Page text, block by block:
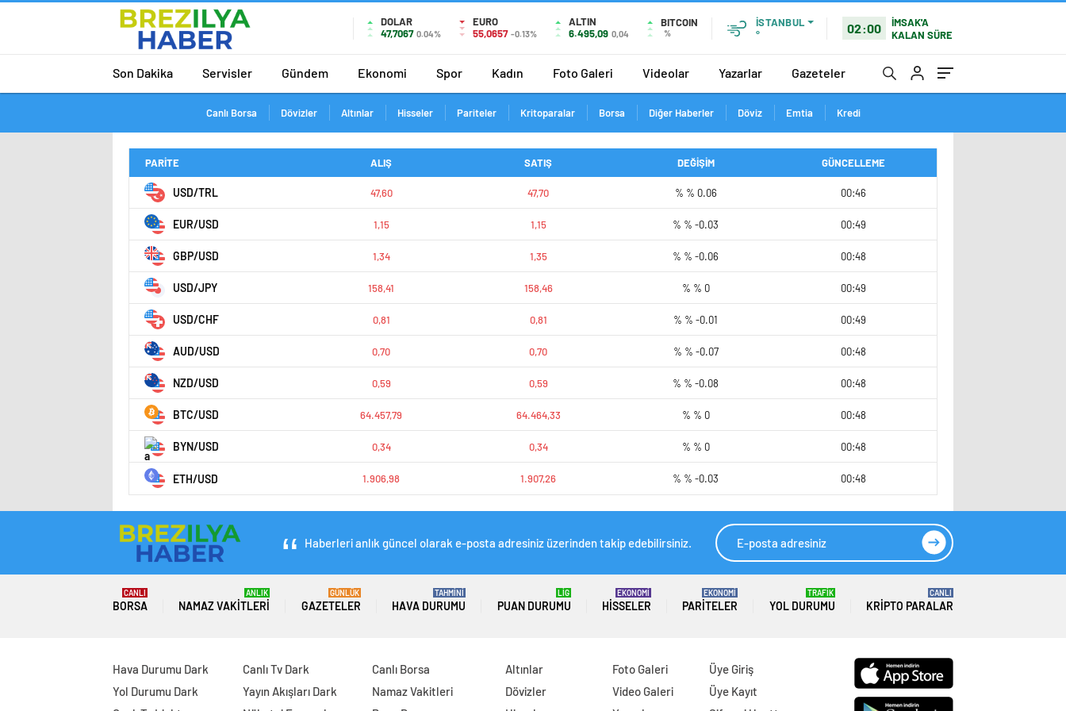
DOLAR
47,7067 0.04%
EURO
55,0657 -0.13%
ALTIN
6.495,09 0,04
BITCOIN
%
İSTANBUL
°
02:00
İMSAK'A
KALAN SÜRE
Son Dakika Servisler Gündem Ekonomi Spor Kadın Foto Galeri Videolar Yazarlar Gazeteler
Canlı Borsa Dövizler Altınlar Hisseler Pariteler Kritoparalar Borsa Diğer Haberler Döviz Emtia Kredi
PARİTE ALIŞ SATIŞ DEĞİŞİM GÜNCELLEME
USD/TRL 47,60 47,70 % % 0.06 00:46
EUR/USD 1,15 1,15 % % -0.03 00:49
GBP/USD 1,34 1,35 % % -0.06 00:48
USD/JPY 158,41 158,46 % % 0 00:49
USD/CHF 0,81 0,81 % % -0.01 00:49
AUD/USD 0,70 0,70 % % -0.07 00:48
NZD/USD 0,59 0,59 % % -0.08 00:48
BTC/USD 64.457,79 64.464,33 % % 0 00:48
BYN/USD 0,34 0,34 % % 0 00:48
ETH/USD 1.906,98 1.907,26 % % -0.03 00:48
Haberleri anlık güncel olarak e-posta adresiniz üzerinden takip edebilirsiniz.
BORSA
CANLI
NAMAZ VAKITLERI
ANLIK
GAZETELER
GÜNLÜK
HAVA DURUMU
TAHMİNİ
PUAN DURUMU
LİG
HISSELER
EKONOMİ
PARITELER
EKONOMİ
YOL DURUMU
TRAFİK
KRIPTO PARALAR
CANLI
Hava Durumu Dark
Yol Durumu Dark
Canlı Tv Dark
Yayın Akışları Dark
Canlı Borsa
Namaz Vakitleri
Altınlar
Dövizler
Foto Galeri
Video Galeri
Üye Giriş
Üye Kayıt